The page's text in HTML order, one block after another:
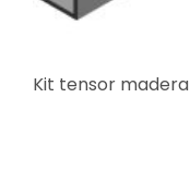
Kit tensor madera